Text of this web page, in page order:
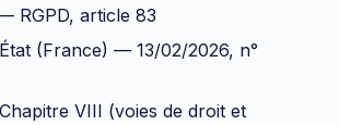
RGPD, article 83
(France) — 13/02/2026, n°
VIII (voies de droit et